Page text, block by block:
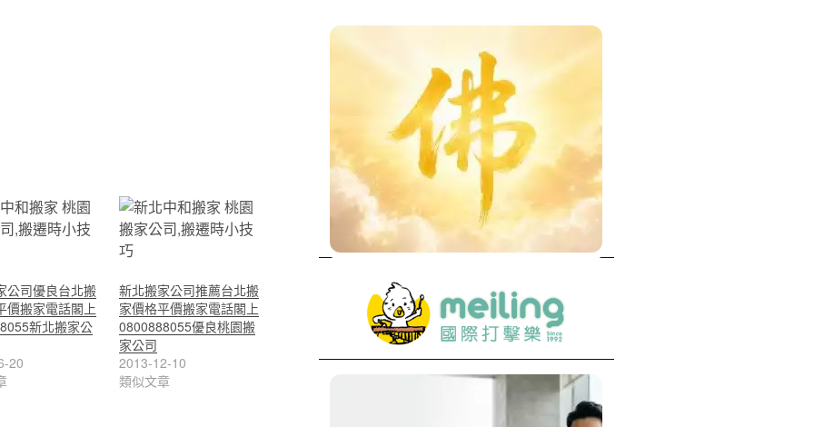
公司優良台北搬
價搬家電話閣上
新北搬家公
20
新北搬家公司推薦台北搬
家價格平價搬家電話閣上
0800888055優良桃園搬
家公司
2013-12-10
類似文章